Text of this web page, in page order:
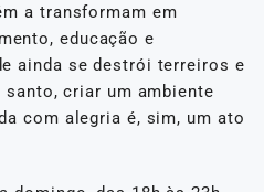
a transformam em
educação e
ainda se destrói terreiros e
criar um ambiente
com alegria é, sim, um ato